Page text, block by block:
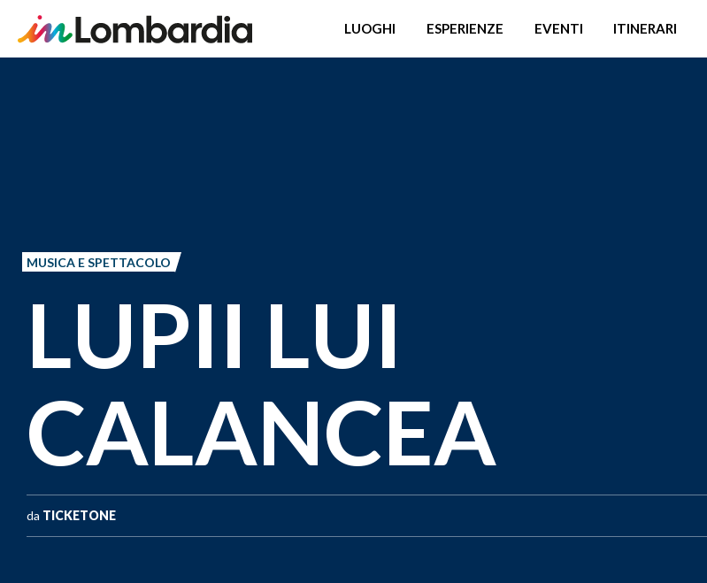
LUOGHI ESPERIENZE EVENTI ITINERARI
MUSICA E SPETTACOLO
LUPII LUI
CALANCEA
da TICKETONE